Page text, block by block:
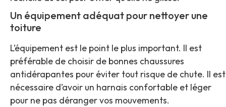
Un équipement adéquat pour nettoyer une
toiture
L’équipement est le point le plus important. Il est
préférable de choisir de bonnes chaussures
antidérapantes pour éviter tout risque de chute. Il est
nécessaire d’avoir un harnais confortable et léger
pour ne pas déranger vos mouvements.